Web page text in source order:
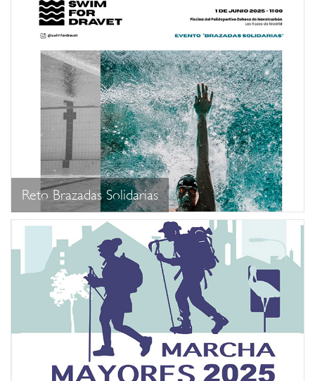
Reto Brazadas Solidarias